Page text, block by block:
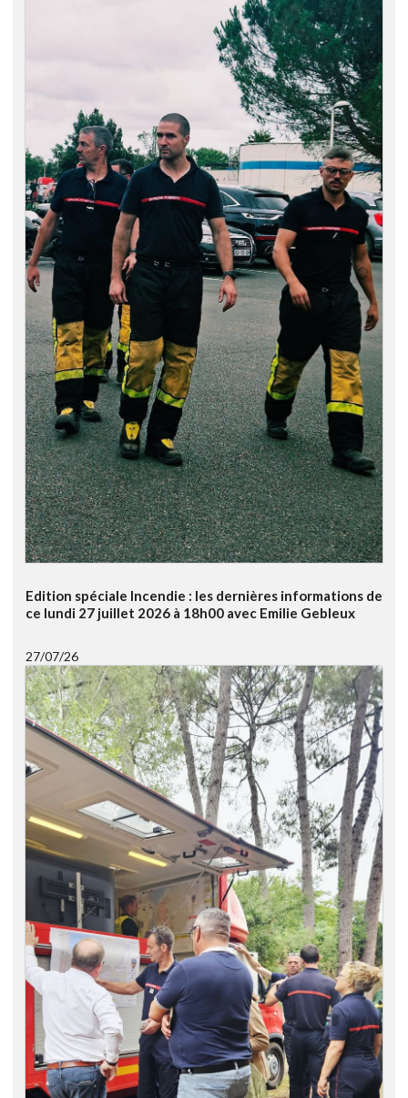
Edition spéciale Incendie : les dernières informations de
ce lundi 27 juillet 2026 à 18h00 avec Emilie Gebleux
27/07/26